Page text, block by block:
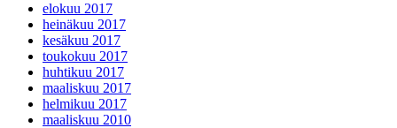
elokuu 2017
heinäkuu 2017
kesäkuu 2017
toukokuu 2017
huhtikuu 2017
maaliskuu 2017
helmikuu 2017
maaliskuu 2010